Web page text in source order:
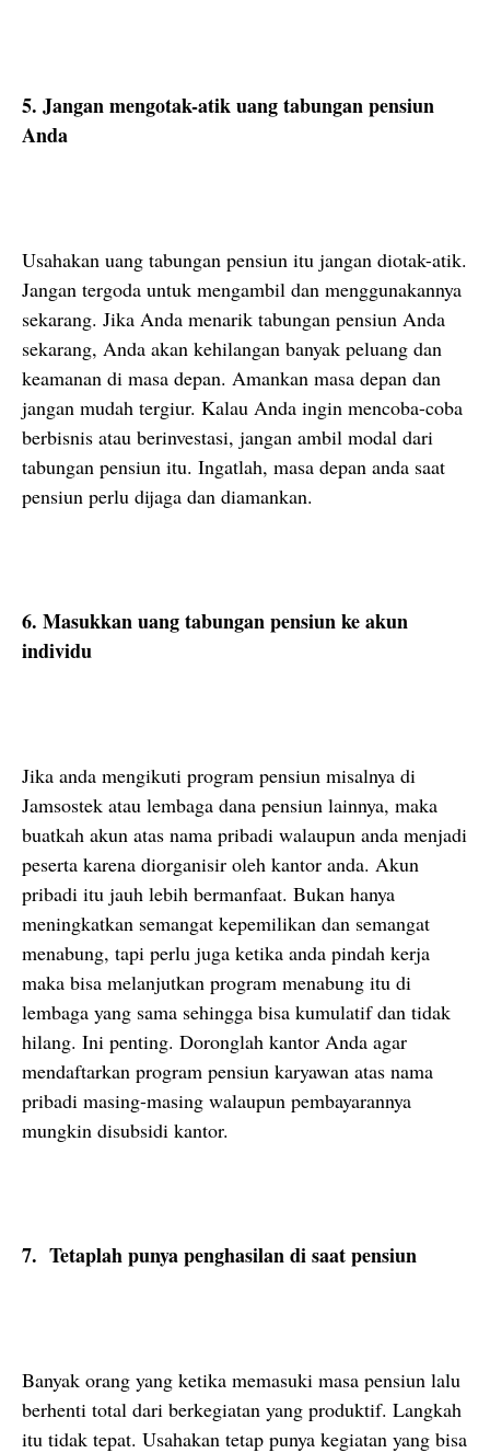
5. Jangan mengotak-atik uang tabungan pensiun
Anda
Usahakan uang tabungan pensiun itu jangan diotak-atik.
Jangan tergoda untuk mengambil dan menggunakannya
sekarang. Jika Anda menarik tabungan pensiun Anda
sekarang, Anda akan kehilangan banyak peluang dan
keamanan di masa depan. Amankan masa depan dan
jangan mudah tergiur. Kalau Anda ingin mencoba-coba
berbisnis atau berinvestasi, jangan ambil modal dari
tabungan pensiun itu. Ingatlah, masa depan anda saat
pensiun perlu dijaga dan diamankan.
6. Masukkan uang tabungan pensiun ke akun
individu
Jika anda mengikuti program pensiun misalnya di
Jamsostek atau lembaga dana pensiun lainnya, maka
buatkah akun atas nama pribadi walaupun anda menjadi
peserta karena diorganisir oleh kantor anda. Akun
pribadi itu jauh lebih bermanfaat. Bukan hanya
meningkatkan semangat kepemilikan dan semangat
menabung, tapi perlu juga ketika anda pindah kerja
maka bisa melanjutkan program menabung itu di
lembaga yang sama sehingga bisa kumulatif dan tidak
hilang. Ini penting. Doronglah kantor Anda agar
mendaftarkan program pensiun karyawan atas nama
pribadi masing-masing walaupun pembayarannya
mungkin disubsidi kantor.
7. Tetaplah punya penghasilan di saat pensiun
Banyak orang yang ketika memasuki masa pensiun lalu
berhenti total dari berkegiatan yang produktif. Langkah
itu tidak tepat. Usahakan tetap punya kegiatan yang bisa